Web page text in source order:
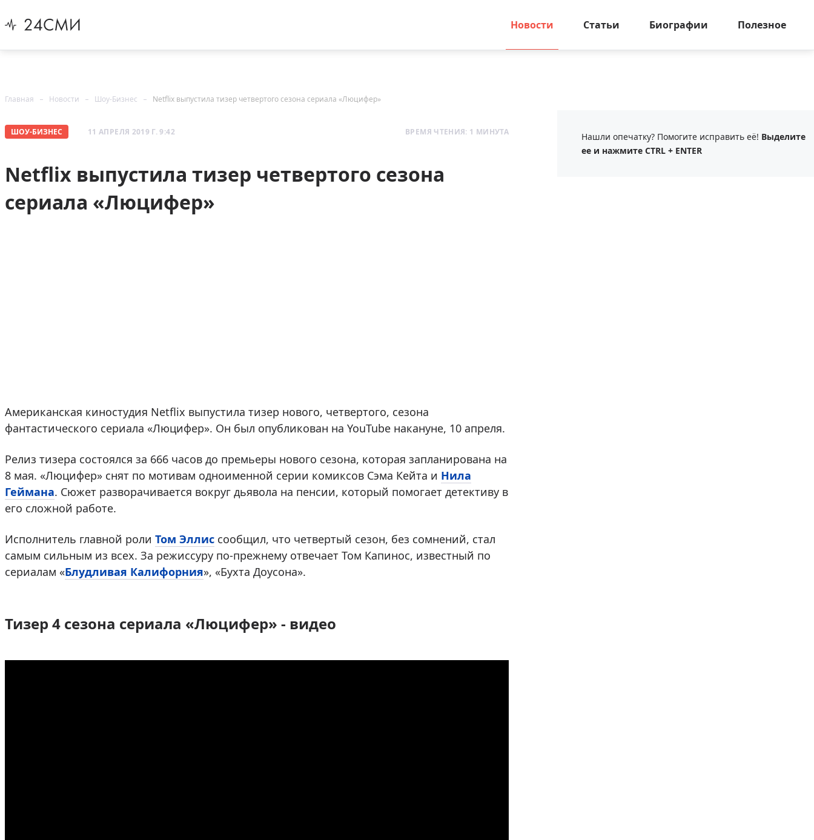
Новости Статьи Биографии Полезное
Главная Новости Шоу-Бизнес Netflix выпустила тизер четвертого сезона сериала «Люцифер»
ШОУ-БИЗНЕС 11 АПРЕЛЯ 2019 Г. 9:42 ВРЕМЯ ЧТЕНИЯ: 1 МИНУТА
Netflix выпустила тизер четвертого сезона
сериала «Люцифер»
Американская киностудия Netflix выпустила тизер нового, четвертого, сезона
фантастического сериала «Люцифер». Он был опубликован на YouTube накануне, 10 апреля.
Релиз тизера состоялся за 666 часов до премьеры нового сезона, которая запланирована на
8 мая. «Люцифер» снят по мотивам одноименной серии комиксов Сэма Кейта и Нила
Геймана. Сюжет разворачивается вокруг дьявола на пенсии, который помогает детективу в
его сложной работе.
Исполнитель главной роли Том Эллис сообщил, что четвертый сезон, без сомнений, стал
самым сильным из всех. За режиссуру по-прежнему отвечает Том Капинос, известный по
сериалам «Блудливая Калифорния», «Бухта Доусона».
Тизер 4 сезона сериала «Люцифер» - видео
Нашли опечатку? Помогите исправить её! Выделите
ее и нажмите CTRL + ENTER